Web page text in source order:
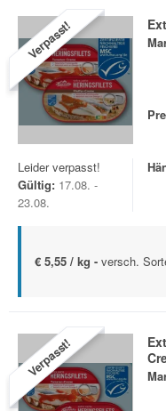
Verpasst!
Leider verpasst!
Gültig: 17.08. -
23.08.
€ 5,55 / kg - versch.
Verpasst!